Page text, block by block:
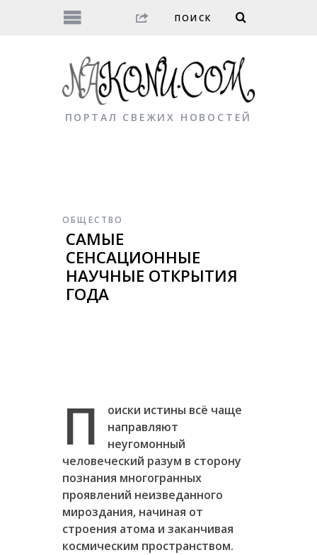
ПОРТАЛ СВЕЖИХ НОВОСТЕЙ
ОБЩЕСТВО
САМЫЕ
СЕНСАЦИОННЫЕ
НАУЧНЫЕ ОТКРЫТИЯ
ГОДА
П
оиски истины всё чаще
направляют
неугомонный
человеческий разум в сторону
познания многогранных
проявлений неизведанного
мироздания, начиная от
строения атома и заканчивая
космическим пространством.